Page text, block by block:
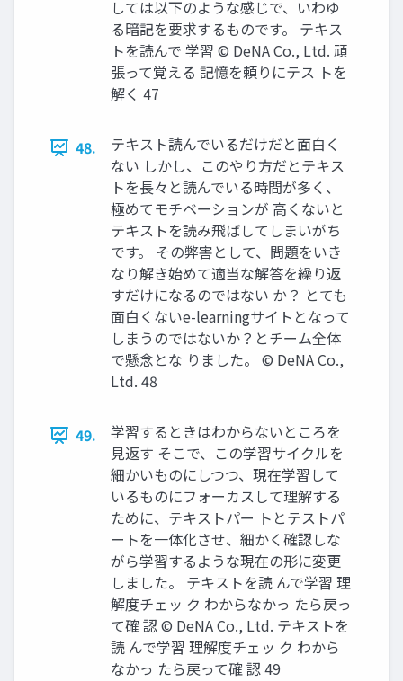
しては以下のような感じで、いわゆ
る暗記を要求するものです。 テキス
トを読んで 学習 © DeNA Co., Ltd. 頑
張って覚える 記憶を頼りにテス トを
解く 47
48.
テキスト読んでいるだけだと⾯⽩く
ない しかし、このやり⽅だとテキス
トを⻑々と読んでいる時間が多く、
極めてモチベーションが ⾼くないと
テキストを読み⾶ばしてしまいがち
です。 その弊害として、問題をいき
なり解き始めて適当な解答を繰り返
すだけになるのではない か？ とても
⾯⽩くないe-learningサイトとなって
しまうのではないか？とチーム全体
で懸念とな りました。 © DeNA Co.,
Ltd. 48
49.
学習するときはわからないところを
⾒返す そこで、この学習サイクルを
細かいものにしつつ、現在学習して
いるものにフォーカスして理解する
ために、テキストパー トとテストパ
ートを⼀体化させ、細かく確認しな
がら学習するような現在の形に変更
しました。 テキストを読 んで学習 理
解度チェッ ク わからなかっ たら戻っ
て確 認 © DeNA Co., Ltd. テキストを
読 んで学習 理解度チェッ ク わから
なかっ たら戻って確 認 49